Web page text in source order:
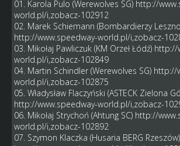
01. Karola Pulo (Werewolves SG) http://
world.pl/i,zobacz-102912
02. Marek Schiemann (Bombardierzy
http://www.speedway-world.pl/i,zobacz-
03. Mikołaj Pawliczuk (KM Orzeł Łódź) http://
world.pl/i,zobacz-102849
04. Martin Schindler (Werewolves SG) http://
world.pl/i,zobacz-102875
05. Władysław Flaczyński (ASTECK Zielona
http://www.speedway-world.pl/i,zobacz-
06. Mikołaj Strychoń (Ahtung SC) http://
world.pl/i,zobacz-102892
07. Szymon Klaczka (Husaria BERG Rzeszów)